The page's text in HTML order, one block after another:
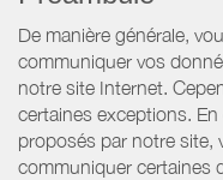
De manière générale,
communiquer vos
notre site Internet.
certaines exceptions.
proposés par notre site,
communiquer certaines